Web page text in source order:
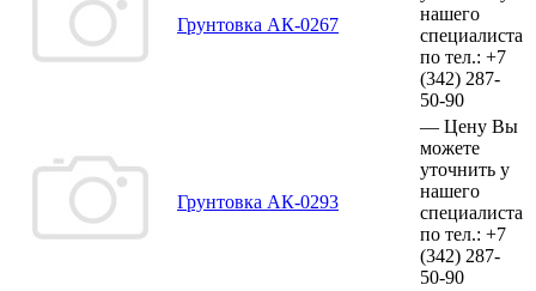
Грунтовка АК-0267
нашего
специалиста
по тел.: +7
(342) 287-
50-90
Грунтовка АК-0293
— Цену Вы
можете
уточнить у
нашего
специалиста
по тел.: +7
(342) 287-
50-90